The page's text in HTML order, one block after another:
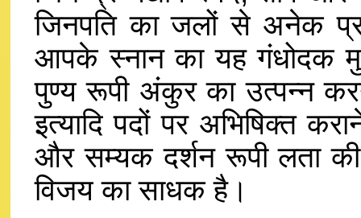
जिनपति का जलों से अनेक
आपके स्नान का यह गंधोदक
पुण्य रूपी अंकुर का उत्पन्न
इत्यादि पदों पर अभिषिक्त
और सम्यक दर्शन रूपी लता की
विजय का साधक है।